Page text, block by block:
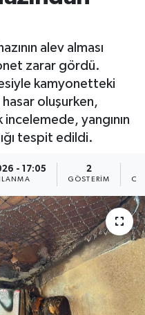
alev alması
zarar gördü.
kamyonetteki
oluşurken,
yangının
tespit edildi.
- 17:05 2
GÖSTERIM